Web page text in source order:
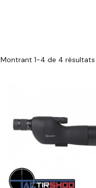
Montrant 1-4 de 4 résultats